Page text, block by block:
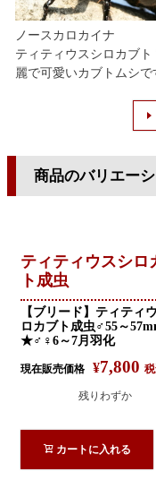
ノースカロカイナ
ティティウスシロカブ
麗で可愛いカブトムシで
商品のバリエー
ティティウスシロ
ト成虫
【ブリード】ティティ
ロカブト成虫♂55～
★♂♀6～7月羽化
現在販売価格 ¥7,800
残りわずか
カートに入れる